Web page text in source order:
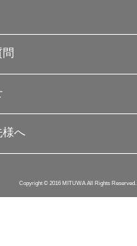
様へ
Copyright © 2016 MITUWA All Rights Reserved.